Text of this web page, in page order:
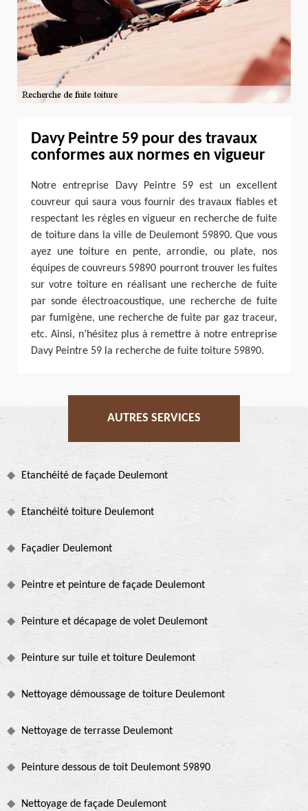
Davy Peintre 59 pour des travaux
conformes aux normes en vigueur
Notre entreprise Davy Peintre 59 est un excellent
couvreur qui saura vous fournir des travaux fiables et
respectant les règles en vigueur en recherche de fuite
de toiture dans la ville de Deulemont 59890. Que vous
ayez une toiture en pente, arrondie, ou plate, nos
équipes de couvreurs 59890 pourront trouver les fuites
sur votre toiture en réalisant une recherche de fuite
par sonde électroacoustique, une recherche de fuite
par fumigène, une recherche de fuite par gaz traceur,
etc. Ainsi, n’hésitez plus à remettre à notre entreprise
Davy Peintre 59 la recherche de fuite toiture 59890.
AUTRES SERVICES
Etanchéité de façade Deulemont
Etanchéité toiture Deulemont
Façadier Deulemont
Peintre et peinture de façade Deulemont
Peinture et décapage de volet Deulemont
Peinture sur tuile et toiture Deulemont
Nettoyage démoussage de toiture Deulemont
Nettoyage de terrasse Deulemont
Peinture dessous de toit Deulemont 59890
Nettoyage de façade Deulemont